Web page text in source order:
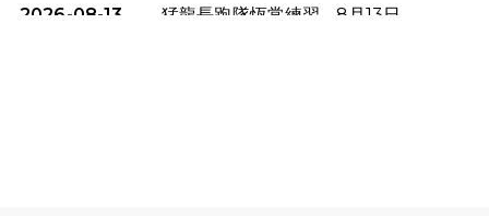
2026-08-13
猛龍長跑隊恆常練習 - 8月13日